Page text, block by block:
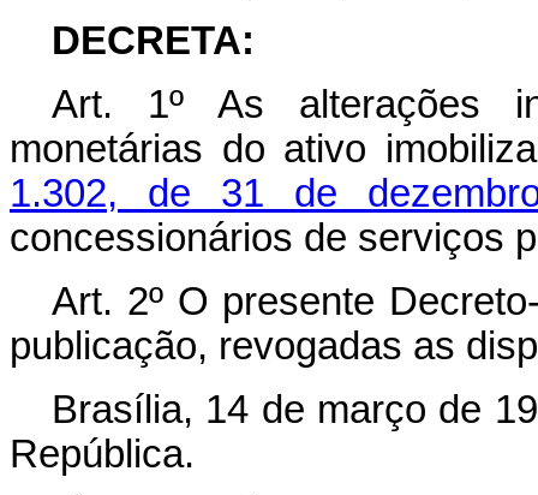
DECRETA:
Art. 1º As alterações
monetárias do ativo
1.302, de 31 de
concessionários de serviços
Art. 2º O presente
publicação, revogadas as
Brasília, 14 de março de
República.